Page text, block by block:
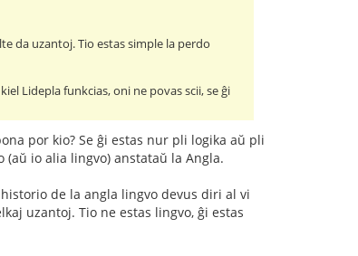
da uzantoj. Tio estas simple la perdo
Lidepla funkcias, oni ne povas scii, se ĝi
por kio? Se ĝi estas nur pli logika aŭ pli
io alia lingvo) anstataŭ la Angla.
de la angla lingvo devus diri al vi
uzantoj. Tio ne estas lingvo, ĝi estas